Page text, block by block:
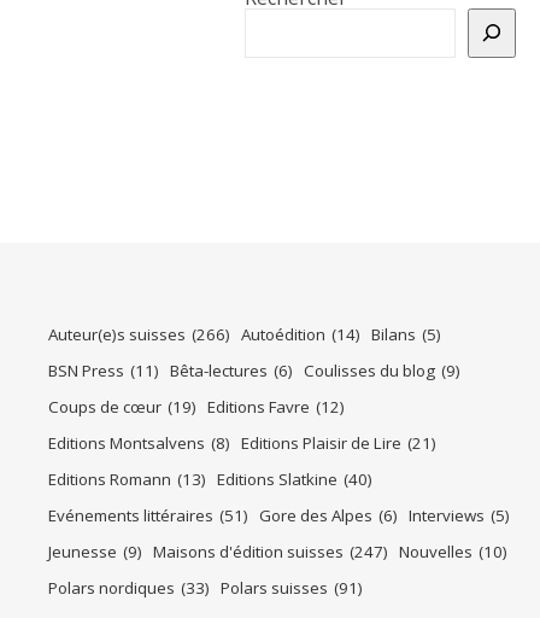
Auteur(e)s suisses (266) Autoédition (14) Bilans (5)
BSN Press (11) Bêta-lectures (6) Coulisses du blog (9)
Coups de cœur (19) Editions Favre (12)
Editions Montsalvens (8) Editions Plaisir de Lire (21)
Editions Romann (13) Editions Slatkine (40)
Evénements littéraires (51) Gore des Alpes (6) Interviews (5)
Jeunesse (9) Maisons d'édition suisses (247) Nouvelles (10)
Polars nordiques (33) Polars suisses (91)